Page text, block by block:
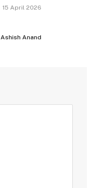
15 April 2026
Ashish Anand